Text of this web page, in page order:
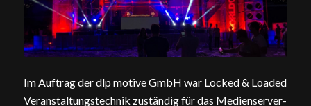
Im Auftrag der dlp motive GmbH war Locked & Loaded
Veranstaltungstechnik zuständig für das Medienserver-